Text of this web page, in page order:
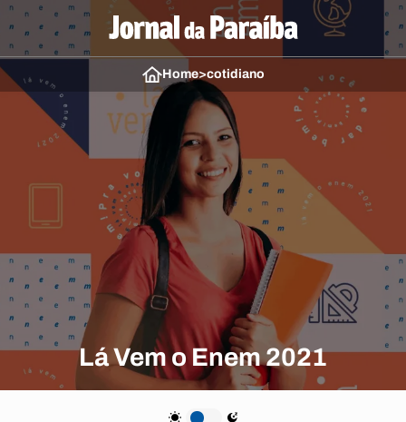
Home>cotidiano
Lá Vem o Enem 2021